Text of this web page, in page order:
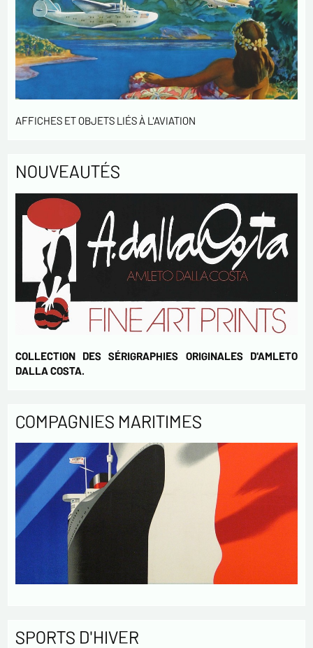
En cochant cette case, j'accepte de recevoir des
Lettres d'information de votre part concernant
votre activités.
* champs obligatoires
Envoyer
AFFICHES ET OBJETS LIÉS À L'AVIATION
NOUVEAUTÉS
COLLECTION DES SÉRIGRAPHIES ORIGINALES D'AMLETO
DALLA COSTA.
COMPAGNIES MARITIMES
SPORTS D'HIVER